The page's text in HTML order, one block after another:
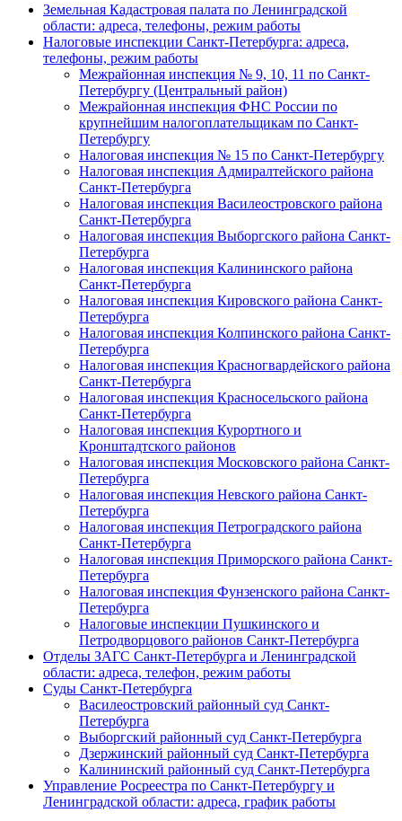
Земельная Кадастровая палата по Ленинградской
области: адреса, телефоны, режим работы
Налоговые инспекции Санкт-Петербурга: адреса,
телефоны, режим работы
Межрайонная инспекция № 9, 10, 11 по Санкт-
Петербургу (Центральный район)
Межрайонная инспекция ФНС России по
крупнейшим налогоплательщикам по Санкт-
Петербургу
Налоговая инспекция № 15 по Санкт-Петербургу
Налоговая инспекция Адмиралтейского района
Санкт-Петербурга
Налоговая инспекция Василеостровского района
Санкт-Петербурга
Налоговая инспекция Выборгского района Санкт-
Петербурга
Налоговая инспекция Калининского района
Санкт-Петербурга
Налоговая инспекция Кировского района Санкт-
Петербурга
Налоговая инспекция Колпинского района Санкт-
Петербурга
Налоговая инспекция Красногвардейского района
Санкт-Петербурга
Налоговая инспекция Красносельского района
Санкт-Петербурга
Налоговая инспекция Курортного и
Кронштадтского районов
Налоговая инспекция Московского района Санкт-
Петербурга
Налоговая инспекция Невского района Санкт-
Петербурга
Налоговая инспекция Петроградского района
Санкт-Петербурга
Налоговая инспекция Приморского района Санкт-
Петербурга
Налоговая инспекция Фунзенского района Санкт-
Петербурга
Налоговые инспекции Пушкинского и
Петродворцового районов Санкт-Петербурга
Отделы ЗАГС Санкт-Петербурга и Ленинградской
области: адреса, телефон, режим работы
Суды Санкт-Петербурга
Василеостровский районный суд Санкт-
Петербурга
Выборгский районный суд Санкт-Петербурга
Дзержинский районный суд Санкт-Петербурга
Калининский районный суд Санкт-Петербурга
Управление Росреестра по Санкт-Петербургу и
Ленинградской области: адреса, график работы